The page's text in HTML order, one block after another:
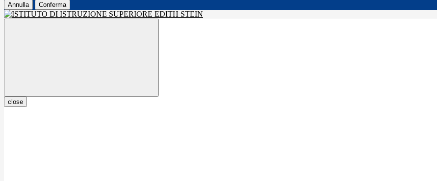
Annulla Conferma
close